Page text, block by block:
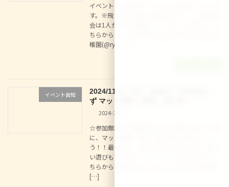
イベントのご予約は こちらからお願いいたしま
す。※飛び込み参加も大歓迎です！！ 入園説明
会は1人からでも開催しています。ご予約は こ
ちらから☆ この投稿をInstagramで見る 龍谷幼
稚園(@ryu […]
イベント告知
2024/11/15（金） 体操きっず体操きっ
ず マット運動、鉄棒、跳び箱
2024-10-27
☆参加無料☆ 幼稚園の先生と体操の先生と一緒
に、マット運動、鉄棒、跳び箱を体験しよ
う！！最後には、先生とお歌を歌ったり、楽し
い遊びもできるよ♪♪ イベントのご予約は こ
ちらからお願いいたします。※飛び込み参加も
[…]